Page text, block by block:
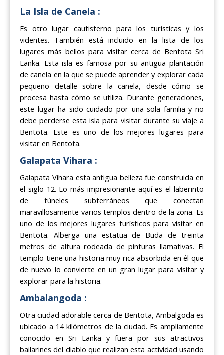
La Isla de Canela :
Es otro lugar cautisterno para los turisticas y los
videntes. También está incluido en la lista de los
lugares más bellos para visitar cerca de Bentota Sri
Lanka. Esta isla es famosa por su antigua plantación
de canela en la que se puede aprender y explorar cada
pequeño detalle sobre la canela, desde cómo se
procesa hasta cómo se utiliza. Durante generaciones,
este lugar ha sido cuidado por una sola familia y no
debe perderse esta isla para visitar durante su viaje a
Bentota. Este es uno de los mejores lugares para
visitar en Bentota.
Galapata Vihara :
Galapata Vihara esta antigua belleza fue construida en
el siglo 12. Lo más impresionante aquí es el laberinto
de túneles subterráneos que conectan
maravillosamente varios templos dentro de la zona. Es
uno de los mejores lugares turísticos para visitar en
Bentota. Alberga una estatua de Buda de treinta
metros de altura rodeada de pinturas llamativas. El
templo tiene una historia muy rica absorbida en él que
de nuevo lo convierte en un gran lugar para visitar y
explorar para la historia.
Ambalangoda :
Otra ciudad adorable cerca de Bentota, Ambalgoda es
ubicado a 14 kilómetros de la ciudad. Es ampliamente
conocido en Sri Lanka y fuera por sus atractivos
bailarines del diablo que realizan esta actividad usando